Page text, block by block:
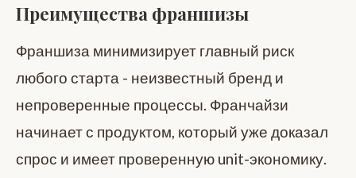
Преимущества франшизы
Франшиза минимизирует главный риск
любого старта - неизвестный бренд и
непроверенные процессы. Франчайзи
начинает с продуктом, который уже доказал
спрос и имеет проверенную unit-экономику.